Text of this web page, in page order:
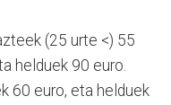
(25 urte <) 55
helduek 90 euro.
60 euro, eta helduek